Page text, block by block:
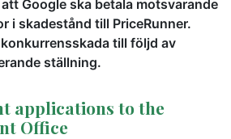
Google ska betala motsvarande
i skadestånd till PriceRunner.
till följd av
ställning.
applications to the
Office